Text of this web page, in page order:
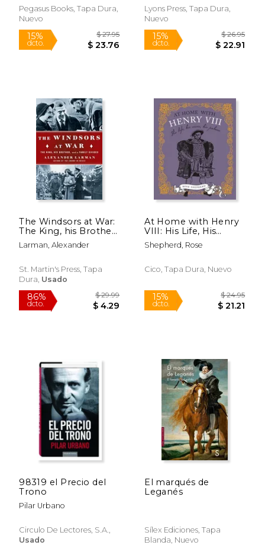
dcto. $ 33.67 dcto.
Britain (en Inglés)
Pegasus Books, Tapa Dura,
Nuevo
Lyons Press, Tapa Dura,
Nuevo
The Windsors at War:
The King, his Brother,
and a Family Divided
(en Inglés)
Larman, Alexander
St. Martin's Press, Tapa
Dura, Usado
At Home with Henry
VIII: His Life, His
Palaces, His Wives (en
Inglés)
Shepherd, Rose
Cico, Tapa Dura, Nuevo
98319 el Precio del
Trono
Pilar Urbano
Circulo De Lectores, S.A.,
Usado
El marqués de
Leganés
Sílex Ediciones, Tapa
Blanda, Nuevo